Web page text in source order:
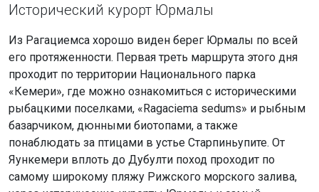
Исторический курорт Юрмалы
Из Рагациемса хорошо виден берег Юрмалы по всей
его протяженности. Первая треть маршрута этого дня
проходит по территории Национального парка
«Кемери», где можно ознакомиться с историческими
рыбацкими поселками, «Ragaciema sedums» и рыбным
базарчиком, дюнными биотопами, а также
понаблюдать за птицами в устье Старпиньупите. От
Яункемери вплоть до Дубулти поход проходит по
самому широкому пляжу Рижского морского залива,